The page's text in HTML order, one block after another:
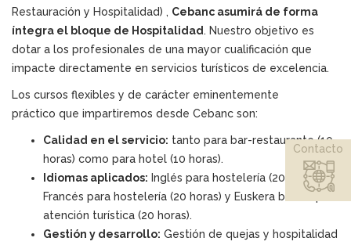
Restauración y Hospitalidad) , Cebanc asumirá de forma
íntegra el bloque de Hospitalidad. Nuestro objetivo es
dotar a los profesionales de una mayor cualificación que
impacte directamente en servicios turísticos de excelencia.
Los cursos flexibles y de carácter eminentemente
práctico que impartiremos desde Cebanc son:
Calidad en el servicio: tanto para bar-restaurante (10
horas) como para hotel (10 horas).
Idiomas aplicados: Inglés para hostelería (20 horas),
Francés para hostelería (20 horas) y Euskera básico para
atención turística (20 horas).
Gestión y desarrollo: Gestión de quejas y hospitalidad
Contacto